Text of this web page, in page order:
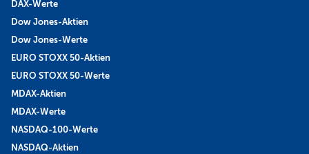
DAX-Werte
Dow Jones-Aktien
Dow Jones-Werte
EURO STOXX 50-Aktien
EURO STOXX 50-Werte
MDAX-Aktien
MDAX-Werte
NASDAQ-100-Werte
NASDAQ-Aktien